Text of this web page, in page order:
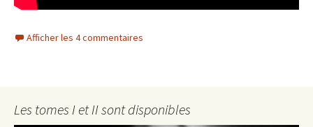
Afficher les 4 commentaires
Les tomes I et II sont disponibles